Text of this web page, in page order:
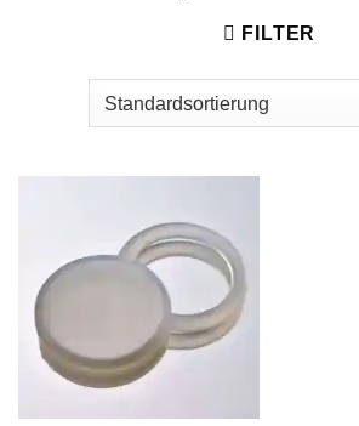
FILTER